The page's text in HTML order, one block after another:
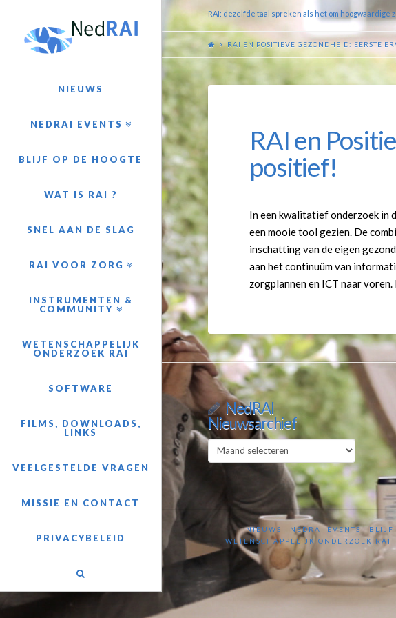
RAI: dezelfde taal spreken als het om hoogwaardige
NIEUWS
NEDRAI EVENTS
BLIJF OP DE HOOGTE
WAT IS RAI ?
SNEL AAN DE SLAG
RAI VOOR ZORG
INSTRUMENTEN &
COMMUNITY
WETENSCHAPPELIJK
ONDERZOEK RAI
SOFTWARE
FILMS, DOWNLOADS,
LINKS
VEELGESTELDE VRAGEN
MISSIE EN CONTACT
PRIVACYBELEID
RAI EN POSITIEVE GEZONDHEID: EERSTE
RAI en
positief!
In een kwalitatief onderzoek in
een mooie tool gezien. De
inschatting van de eigen
aan het continuüm van
zorgplannen en ICT naar
NedRAI
Nieuwsarchief
NedRAI
Nieuwsarchief
NIEUWS NEDRAI EVENTS BLIJF
WETENSCHAPPELIJK ONDERZOEK RAI